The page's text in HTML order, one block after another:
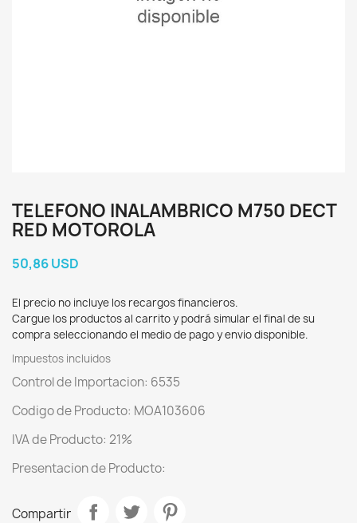
TELEFONO INALAMBRICO M750 DECT
RED MOTOROLA
50,86 USD
El precio no incluye los recargos financieros.
Cargue los productos al carrito y podrá simular el final de su
compra seleccionando el medio de pago y envio disponible.
Impuestos incluidos
Control de Importacion: 6535
Codigo de Producto: MOA103606
IVA de Producto: 21%
Presentacion de Producto:
Compartir